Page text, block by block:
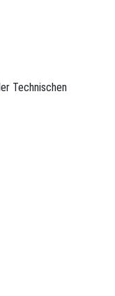
Technischen